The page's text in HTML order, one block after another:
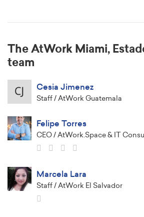
The AtWork Miami,
team
Cesia Jimenez
Staff / AtWork Guatemala
Felipe Torres
CEO / AtWork.Space & IT
Marcela Lara
Staff / AtWork El Salvador